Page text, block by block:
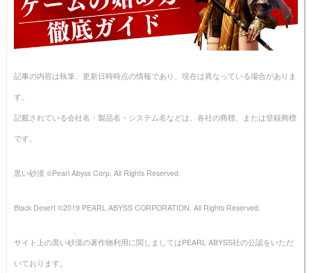
記事の内容は執筆、更新日時時点の情報であり、現在は異なっている場合がありま
す。
記載されている会社名・製品名・システム名などは、各社の商標、または登録商標
です。
黒い砂漠 ©Pearl Abyss Corp. All Rights Reserved.
Black Desert ©2019 PEARL ABYSS CORPORATION. All Rights Reserved.
サイト上の黒い砂漠の著作物利用に関しましてはPEARL ABYSS社の公認をいただ
いております。